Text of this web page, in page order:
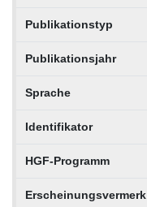
Publikationstyp
Publikationsjahr
Sprache
Identifikator
HGF-Programm
Erscheinungsvermerk